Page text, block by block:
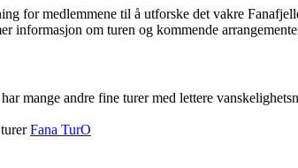
for medlemmene til å utforske det vakre
informasjon om turen og kommende
mange andre fine turer med lettere
Fana TurO